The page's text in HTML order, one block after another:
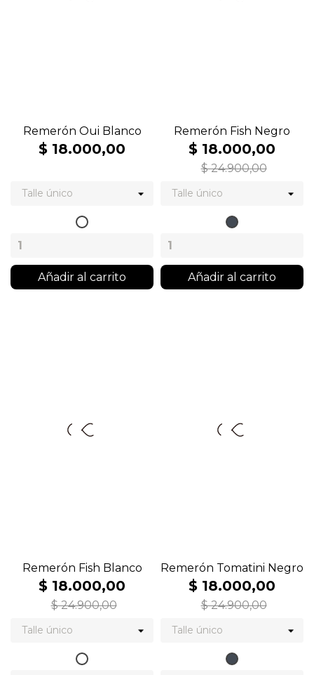
Remerón Oui Blanco
$ 18.000,00
Blanco
Añadir al carrito
Remerón Fish Negro
$ 18.000,00
$ 24.900,00
Negro
Añadir al carrito
Remerón Fish Blanco
$ 18.000,00
$ 24.900,00
Blanco
Remerón Tomatini Negro
$ 18.000,00
$ 24.900,00
Negro